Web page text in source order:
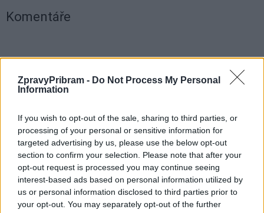
ZpravyPribram - Do Not Process My Personal
Information
If you wish to opt-out of the sale, sharing to third parties, or
processing of your personal or sensitive information for
targeted advertising by us, please use the below opt-out
section to confirm your selection. Please note that after your
opt-out request is processed you may continue seeing
interest-based ads based on personal information utilized by
us or personal information disclosed to third parties prior to
your opt-out. You may separately opt-out of the further
Komentáře
TAGY čísník herec Martin Havelka nehoda
Příbram
Rédl
smrt